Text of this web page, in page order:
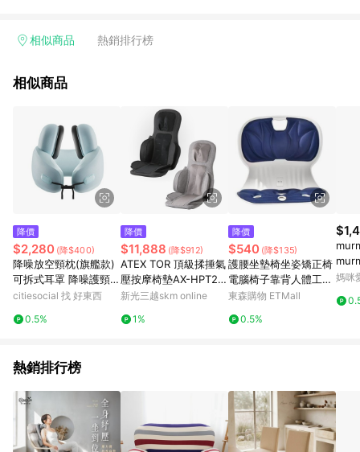
相似商品 熱銷排行榜
相似商品
降價
$2,280 (降$400)
降噪放空頸枕(旗艦款)
可拆式耳罩 降噪護頸U
型枕 午睡枕 高彈記憶
夜黑
citiesocial 找 好東西
0.5%
降價
$11,888 (降$912)
ATEX TOR 頂級揉捶氣
壓按摩椅墊AX-HPT22
1
新光三越skm online
1%
降價
$540 (降$135)
護腰坐墊椅坐姿矯正椅
電腦椅子靠背人體工學
椅辦公椅學習宿舍
東森購物 ETMall
0.5%
媽咪
熱銷排行榜